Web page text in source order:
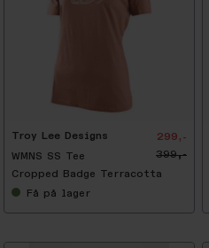
Troy Lee Designs
WMNS SS Tee
299,-
399,-
Cropped Badge Terracotta
Få på lager